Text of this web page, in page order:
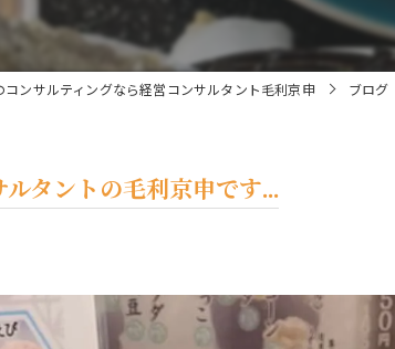
コンサルティングなら経営コンサルタント毛利京申 ブログ
タントの毛利京申です...